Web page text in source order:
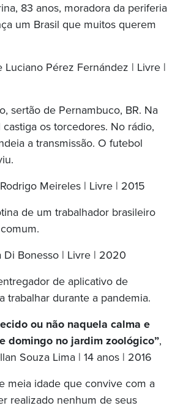
83 anos, moradora da periferia
um Brasil que muitos querem
Luciano Pérez Fernández | Livre |
sertão de Pernambuco, BR. Na
os torcedores. No rádio,
a transmissão. O futebol
Meireles | Livre | 2015
de um trabalhador brasileiro
Di Bonesso | Livre | 2020
de aplicativo de
trabalhar durante a pandemia.
ou não naquela calma e
domingo no jardim zoológico”,
Souza Lima | 14 anos | 2016
meia idade que convive com a
realizado nenhum de seus